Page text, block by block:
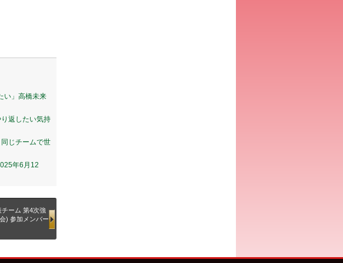
い」高橋未来
返したい気持
じチームで世
年6月12
ーム 第4次強
) 参加メンバー